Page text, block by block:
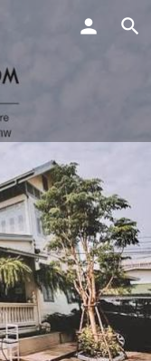
0 Jobs 0